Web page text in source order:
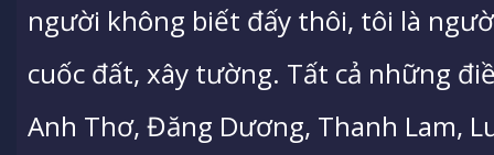
người không biết đấy thôi, tôi là
cuốc đất, xây tường. Tất cả những
Anh Thơ, Đăng Dương, Thanh Lam,